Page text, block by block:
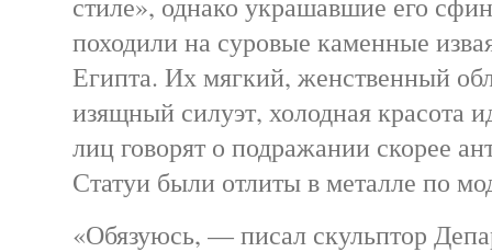
походили на суровые каменные
Египта. Их мягкий, женственный
изящный силуэт, холодная красота
лиц говорят о подражании скорее
Статуи были отлиты в металле по
«Обязуюсь, — писал скульптор